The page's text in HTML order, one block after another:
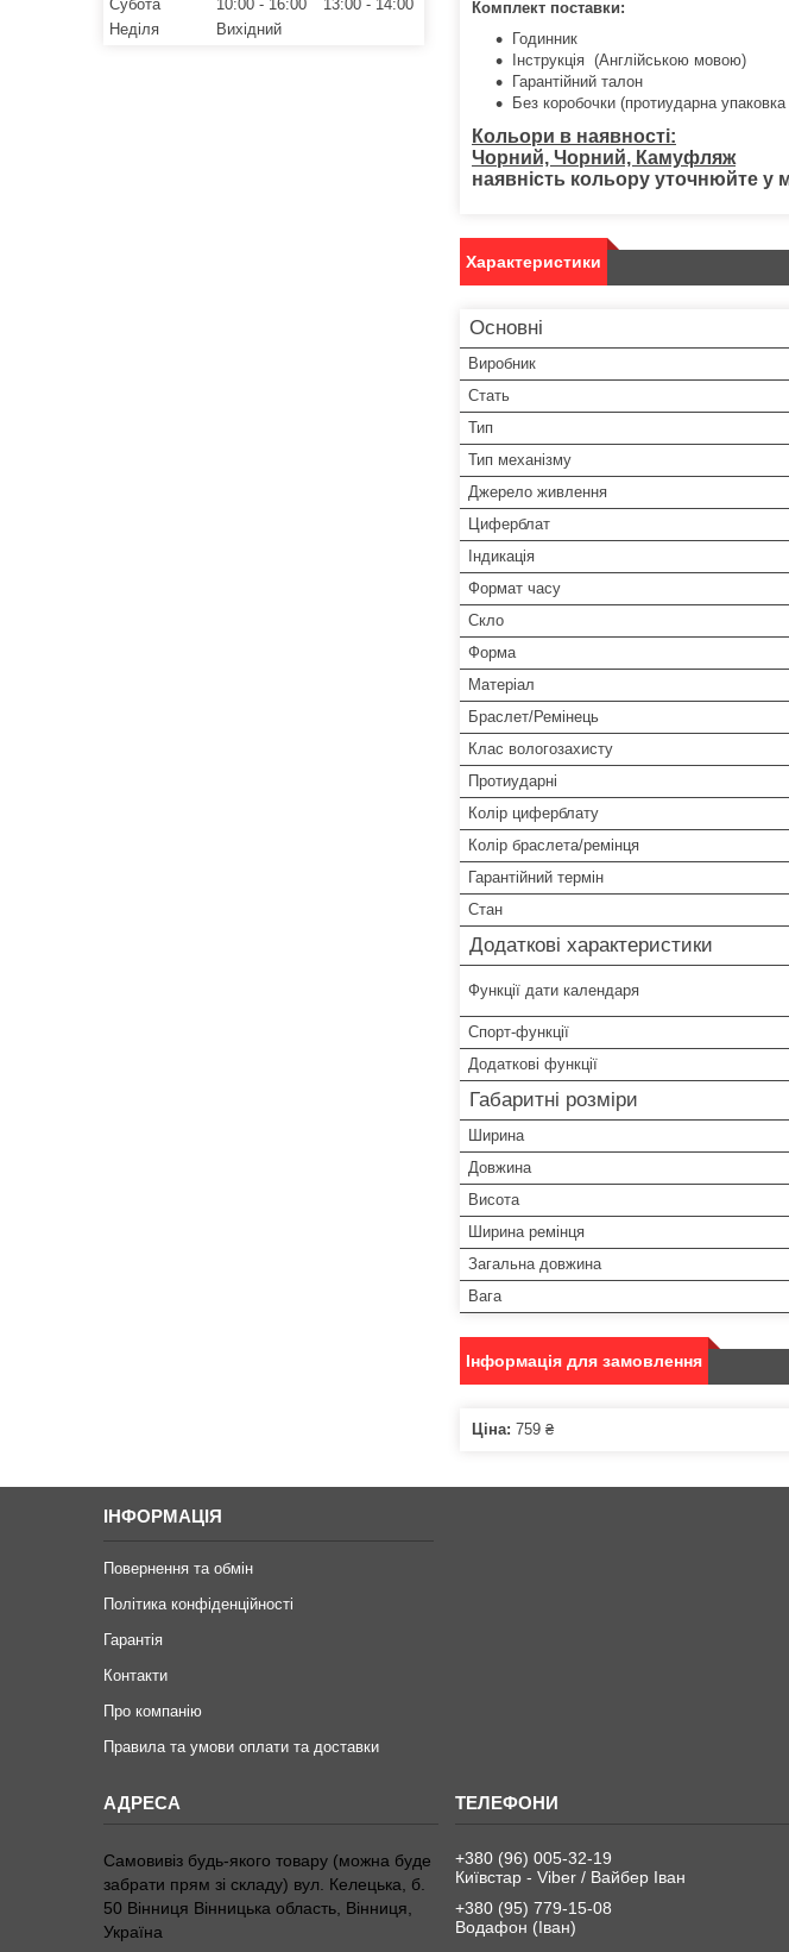
Комплект поставки:
Годинник
Інструкція (Англійською мовою)
Гарантійний талон
Без коробочки (протиударна упаковка
Кольори в наявності:
Чорний, Чорний, Камуфляж
наявність кольору уточнюйте у
Характеристики
Основні
Виробник
Стать
Тип
Тип механізму
Джерело живлення
Циферблат
Індикація
Формат часу
Скло
Форма
Матеріал
Браслет/Ремінець
Клас вологозахисту
Протиударні
Колір циферблату
Колір браслета/ремінця
Гарантійний термін
Стан
Додаткові характеристики
Функції дати календаря
Спорт-функції
Додаткові функції
Габаритні розміри
Ширина
Довжина
Висота
Ширина ремінця
Загальна довжина
Вага
Інформація для замовлення
Ціна: 759 ₴
Субота
10:00 16:00 13:00
14:00
Неділя
Вихідний
ІНФОРМАЦІЯ
Повернення та обмін
Політика конфіденційності
Гарантія
Контакти
Про компанію
Правила та умови оплати та доставки
Самовивіз будь-якого товару (можна буде
забрати прям зі складу) вул. Келецька, б.
50 Вінниця Вінницька область, Вінниця,
Україна
+380 (96) 005-32-19
Київстар - Viber / Вайбер Іван
+380 (95) 779-15-08
Водафон (Іван)